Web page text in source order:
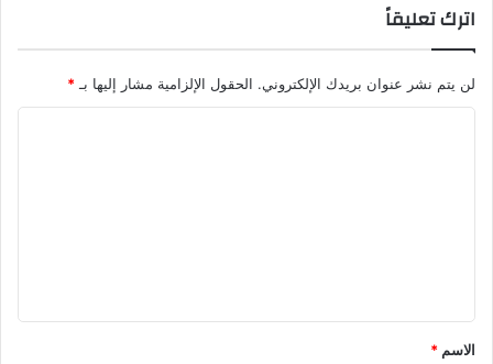
اترك تعليقاً
لن يتم نشر عنوان بريدك الإلكتروني. الحقول الإلزامية مشار إليها بـ *
ق
*
الاسم *